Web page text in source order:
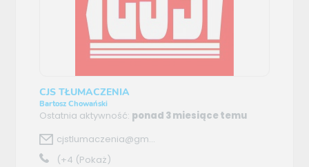
CJS TŁUMACZENIA
Bartosz Chowański
Ostatnia aktywność: ponad 3 miesiące temu
cjstlumaczenia@gm...
(+4 (Pokaż)